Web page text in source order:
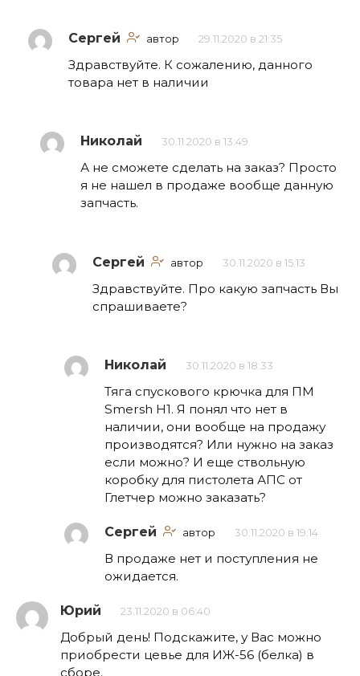
Сергей автор 29.11.2020 в 21:35
Здравствуйте. К сожалению, данного
товара нет в наличии
Николай 30.11.2020 в 13:49
А не сможете сделать на заказ? Просто
я не нашел в продаже вообще данную
запчасть.
Сергей автор 30.11.2020 в 15:13
Здравствуйте. Про какую запчасть Вы
спрашиваете?
Николай 30.11.2020 в 18:33
Тяга спускового крючка для ПМ
Smersh H1. Я понял что нет в
наличии, они вообще на продажу
производятся? Или нужно на заказ
если можно? И еще ствольную
коробку для пистолета АПС от
Глетчер можно заказать?
Сергей автор 30.11.2020 в 19:14
В продаже нет и поступления не
ожидается.
Юрий 23.11.2020 в 06:40
Добрый день! Подскажите, у Вас можно
приобрести цевье для ИЖ-56 (белка) в
сборе.